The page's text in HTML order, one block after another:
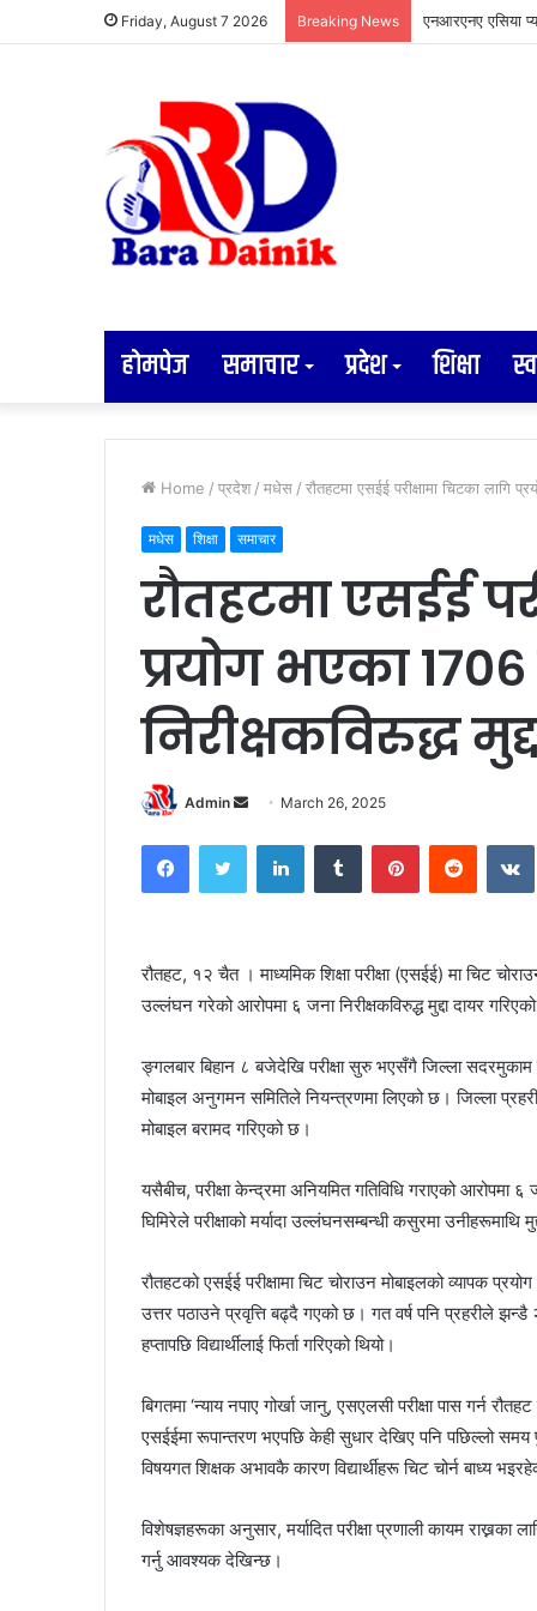
Friday, August 7 2026 Breaking News एनआरएनए एसिया
होमपेज समाचार प्रदेश शिक्षा
Home / प्रदेश / मधेस / रौतहटमा एसईई परीक्षामा चिटका लागि
मधेस शिक्षा समाचार
रौतहटमा एसईई
प्रयोग भएका
निरीक्षकविरुद्ध
Admin
e
m
l
March 26, 2025
रौतहट, १२ चैत । माध्यमिक शिक्षा परीक्षा (एसईई) मा चिट
उल्लंघन गरेको आरोपमा ६ जना निरीक्षकविरुद्ध मुद्दा दायर
ङ्गलबार बिहान ८ बजेदेखि परीक्षा सुरु भएसँगै जिल्ला सदरमुकाम
मोबाइल अनुगमन समितिले नियन्त्रणमा लिएको छ। जिल्ला
मोबाइल बरामद गरिएको छ।
यसैबीच, परीक्षा केन्द्रमा अनियमित गतिविधि गराएको आरोपमा
घिमिरेले परीक्षाको मर्यादा उल्लंघनसम्बन्धी कसुरमा उनीहरूमाथि
रौतहटको एसईई परीक्षामा चिट चोराउन मोबाइलको व्यापक
उत्तर पठाउने प्रवृत्ति बढ्दै गएको छ। गत वर्ष पनि प्रहरीले
हप्तापछि विद्यार्थीलाई फिर्ता गरिएको थियो।
बिगतमा ‘न्याय नपाए गोर्खा जानु, एसएलसी परीक्षा पास गर्न
एसईईमा रूपान्तरण भएपछि केही सुधार देखिए पनि पछिल्लो
विषयगत शिक्षक अभावकै कारण विद्यार्थीहरू चिट चोर्न बाध्य
विशेषज्ञहरूका अनुसार, मर्यादित परीक्षा प्रणाली कायम राख्नका
गर्नु आवश्यक देखिन्छ।